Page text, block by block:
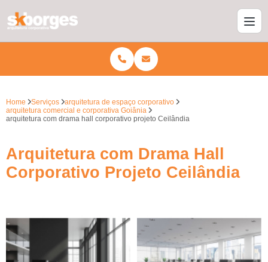
Home Serviços
arquitetura de espaço corporativo
arquitetura comercial e corporativa Goiânia
arquitetura com drama hall corporativo projeto Ceilândia
Arquitetura com Drama Hall
Corporativo Projeto Ceilândia